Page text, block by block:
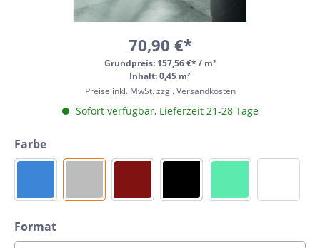
70,90 €*
Grundpreis: 157,56 €* / m²
Inhalt: 0,45 m²
Preise inkl. MwSt. zzgl. Versandkosten
Sofort verfügbar, Lieferzeit 21-28 Tage
Farbe
Format